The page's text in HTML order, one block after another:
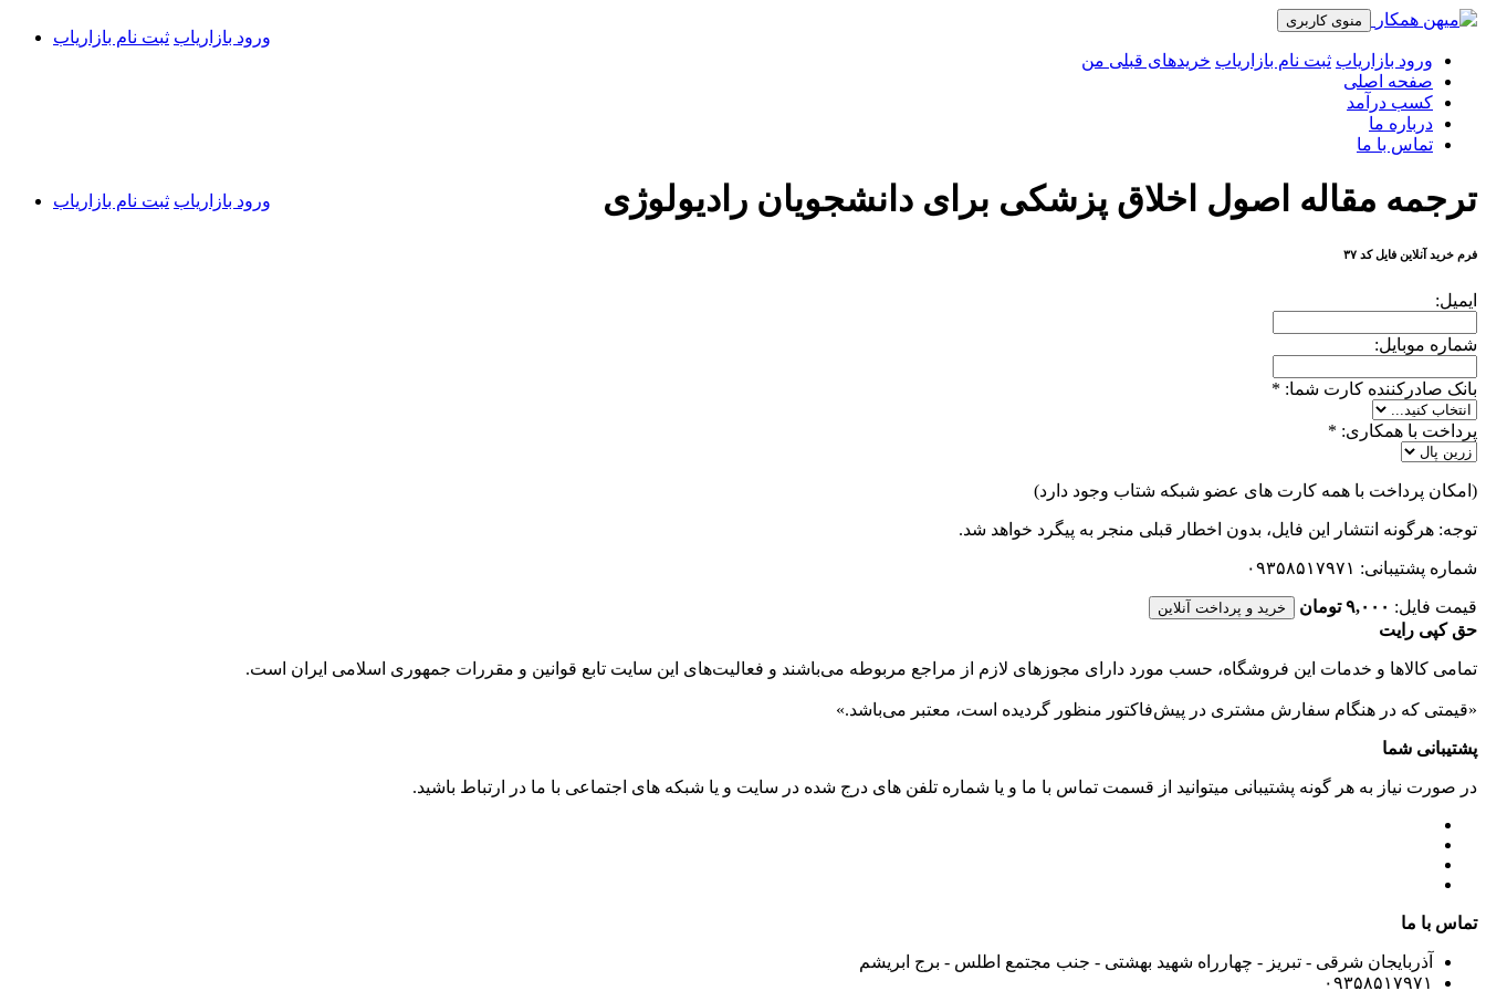
منوی کاربری
ورود بازاریاب ثبت نام بازاریاب
ورود بازاریاب ثبت نام بازاریاب خریدهای قبلی من
صفحه اصلی
کسب درآمد
درباره ما
تماس با ما
ورود بازاریاب ثبت نام بازاریاب ترجمه مقاله اصول اخلاق پزشکی برای دانشجویان رادیولوژی
فرم خرید آنلاین فایل کد ۳۷
ایمیل:
شماره موبایل:
بانک صادرکننده کارت شما: *
پرداخت با همکاری: *
(امکان پرداخت با همه کارت های عضو شبکه شتاب وجود دارد)
توجه: هرگونه انتشار این فایل، بدون اخطار قبلی منجر به پیگرد خواهد شد.
شماره پشتیبانی: ۰۹۳۵۸۵۱۷۹۷۱
قیمت فایل: ۹,۰۰۰ تومان خرید و پرداخت آنلاین
حق کپی رایت
تمامی كالاها و خدمات اين فروشگاه، حسب مورد دارای مجوزهای لازم از مراجع مربوطه می‌باشند و فعاليت‌های اين سايت تابع قوانين و مقررات جمهوری اسلامی ايران است.
«قیمتی که در هنگام سفارش مشتری در پیش‌­فاکتور منظور گرديده است، معتبر می‌باشد.»
پشتیبانی شما
در صورت نیاز به هر گونه پشتیبانی میتوانید از قسمت تماس با ما و یا شماره تلفن های درج شده در سایت و یا شبکه های اجتماعی با ما در ارتباط باشید.
تماس با ما
آذربایجان شرقی - تبریز - چهارراه شهید بهشتی - جنب مجتمع اطلس - برج ابریشم
۰۹۳۵۸۵۱۷۹۷۱